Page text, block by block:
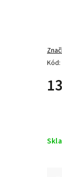
Kód: